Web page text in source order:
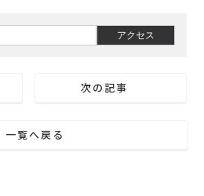
一覧へ戻る
次の記事